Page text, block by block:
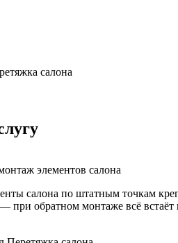
салона
элементов салона
салона по штатным точкам
при обратном монтаже всё